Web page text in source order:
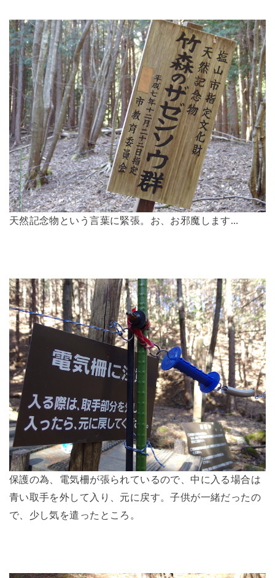
天然記念物という言葉に緊張。お、お邪魔します…
保護の為、電気柵が張られているので、中に入る場合は
青い取手を外して入り、元に戻す。子供が一緒だったの
で、少し気を遣ったところ。